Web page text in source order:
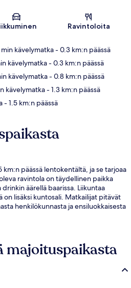
Kartta
Ravintoloita
kävelymatka- 0.3 km:n päässä
kävelymatka- 0.3 km:n päässä
kävelymatka- 0.8 km:n päässä
kävelymatka- 1.3 km:n päässä
- 1.5 km:n päässä
km:n päässä lentokentältä, ja se tarjoaa
ravintola on täydellinen paikka
äärellä baarissa. Liikuntaa
on lisäksi kuntosali. Matkailijat pitävät
henkilökunnasta ja ensiluokkaisesta
majoituspaikasta